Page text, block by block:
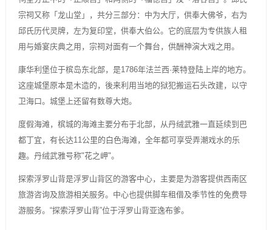
宗祠又称「龙山堂」，共分三部分：中为大厅，供奉大佛爷，右为
邱氏历代灵牌，左为复印堂，供奉大伯公。它的底层为专供族人租
用与婚宴庆典之用，宗祠对面有一个舞台，供酬神演大戏之用。
康华利堡位于槟岛东北部，是1786年法兰西·莱特登陆上岸的地方。
这座城堡原本是木造的，後来利用当地的狱犯搬运石头改建，以守
卫海口。城堡上还留有数尊大炮。
度假海滩，槟城的海滩主要分布于北部，从丹绒武雅一直延续到巴
都丁宜，有长达11公里的白色海滩，全年都可享受弄潮戏水的乐
趣。丹绒武雅号称"花之岬"。
探索浮罗山背是浮罗山背区的游客中心，主要是为游客提供西南区
旅游咨询及旅游相关服务。中心也提供脚车租借及季节性的免费导
游服务。“探索浮罗山背”位于浮罗山背亚逸布爹。